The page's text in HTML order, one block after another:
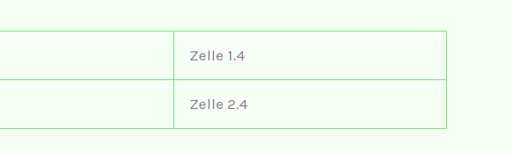
Zelle 1.4
Zelle 2.4